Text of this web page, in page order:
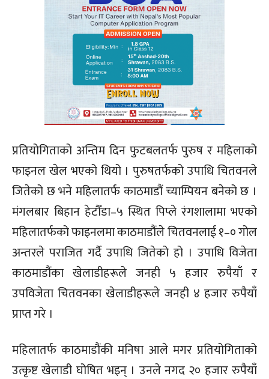
प्रतियोगिताको अन्तिम दिन फुटबलतर्फ पुरुष र महिलाको
फाइनल खेल भएको थियो । पुरुषतर्फको उपाधि चितवनले
जितेको छ भने महिलातर्फ काठमाडौं च्याम्पियन बनेको छ ।
मंगलबार बिहान हेटौँडा–५ स्थित पिप्ले रंगशालामा भएको
महिलातर्फको फाइनलमा काठमाडौंले चितवनलाई १–० गोल
अन्तरले पराजित गर्दै उपाधि जितेको हो । उपाधि विजेता
काठमाडौंका खेलाडीहरूले जनही ५ हजार रुपैयाँ र
उपविजेता चितवनका खेलाडीहरूले जनही ४ हजार रुपैयाँ
प्राप्त गरे ।
महिलातर्फ काठमाडौंकी मनिषा आले मगर प्रतियोगिताको
उत्कृष्ट खेलाडी घोषित भइन् । उनले नगद २० हजार रुपैयाँ